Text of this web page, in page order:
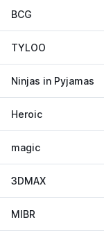
BCG
TYLOO
Ninjas in Pyjamas
Heroic
magic
3DMAX
MIBR